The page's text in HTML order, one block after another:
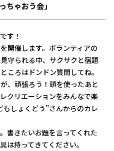
ゃおう会」
す！
開催します。ボランティアの
守られる中、サクサクと宿題
ころはドンドン質問してね。
、頑張ろう！頭を使ったあと
クリエーションをみんなで楽
もしょくどう”さんからのカレ
書きたいお題を言ってくれた
は持ってきてください。